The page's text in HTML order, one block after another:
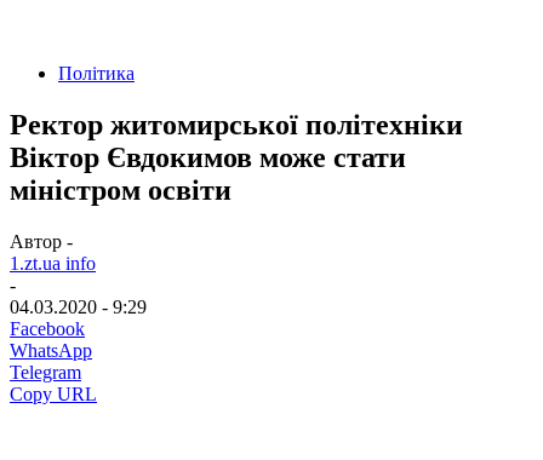
Політика
Ректор житомирської політехніки
Віктор Євдокимов може стати
міністром освіти
Автор -
1.zt.ua info
-
04.03.2020 - 9:29
Facebook
WhatsApp
Telegram
Copy URL